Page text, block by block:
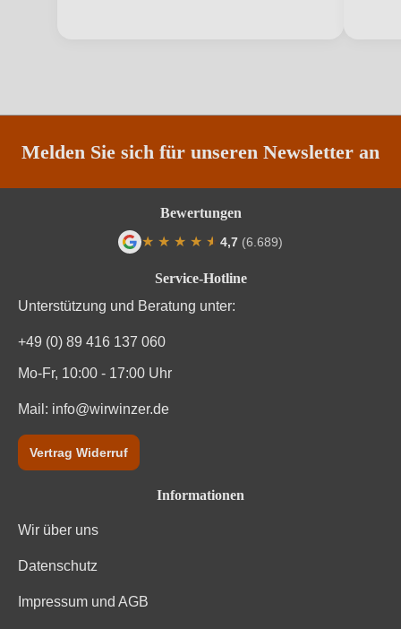
Melden Sie sich für unseren Newsletter an
Service-Hotline
Unterstützung und Beratung unter:
+49 (0) 89 416 137 060
Mo-Fr, 10:00 - 17:00 Uhr
Mail: info@wirwinzer.de
Vertrag Widerruf
Informationen
Wir über uns
Datenschutz
Impressum und AGB
Bewertungen
★ ★ ★ ★ ★
★ 4,7 (6.689)